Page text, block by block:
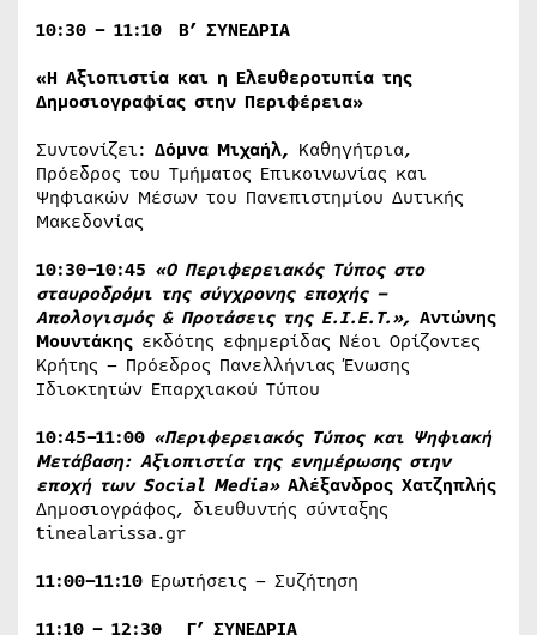
10:30 – 11:10 Β’ ΣΥΝΕΔΡΙΑ
«Η Αξιοπιστία και η Ελευθεροτυπία της
Δημοσιογραφίας στην Περιφέρεια»
Συντονίζει: Δόμνα Μιχαήλ, Καθηγήτρια,
Πρόεδρος του Τμήματος Επικοινωνίας και
Ψηφιακών Μέσων του Πανεπιστημίου Δυτικής
Μακεδονίας
10:30–10:45 «Ο Περιφερειακός Τύπος στο
σταυροδρόμι της σύγχρονης εποχής –
Απολογισμός & Προτάσεις της Ε.Ι.Ε.Τ.», Αντώνης
Μουντάκης εκδότης εφημερίδας Νέοι Ορίζοντες
Κρήτης – Πρόεδρος Πανελλήνιας Ένωσης
Ιδιοκτητών Επαρχιακού Τύπου
10:45–11:00 «Περιφερειακός Τύπος και Ψηφιακή
Μετάβαση: Αξιοπιστία της ενημέρωσης στην
εποχή των Social Media» Αλέξανδρος Χατζηπλής
Δημοσιογράφος, διευθυντής σύνταξης
tinealarissa.gr
11:00–11:10 Ερωτήσεις – Συζήτηση
11:10 – 12:30 Γ’ ΣΥΝΕΔΡΙΑ